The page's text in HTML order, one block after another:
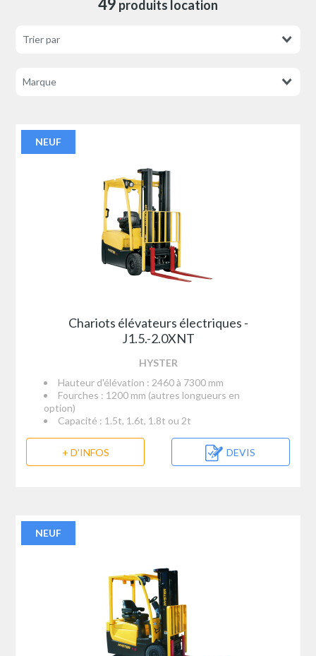
49 produits location
NEUF
Chariots élévateurs électriques -
J1.5.-2.0XNT
HYSTER
Hauteur d'élévation : 2460 à 7300 mm
Fourches : 1200 mm (autres longueurs en
option)
Capacité : 1.5t, 1.6t, 1.8t ou 2t
+ D'INFOS DEVIS
NEUF